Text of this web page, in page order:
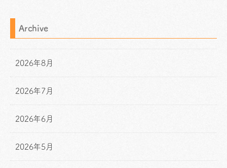
Archive
2026年8月
2026年7月
2026年6月
2026年5月